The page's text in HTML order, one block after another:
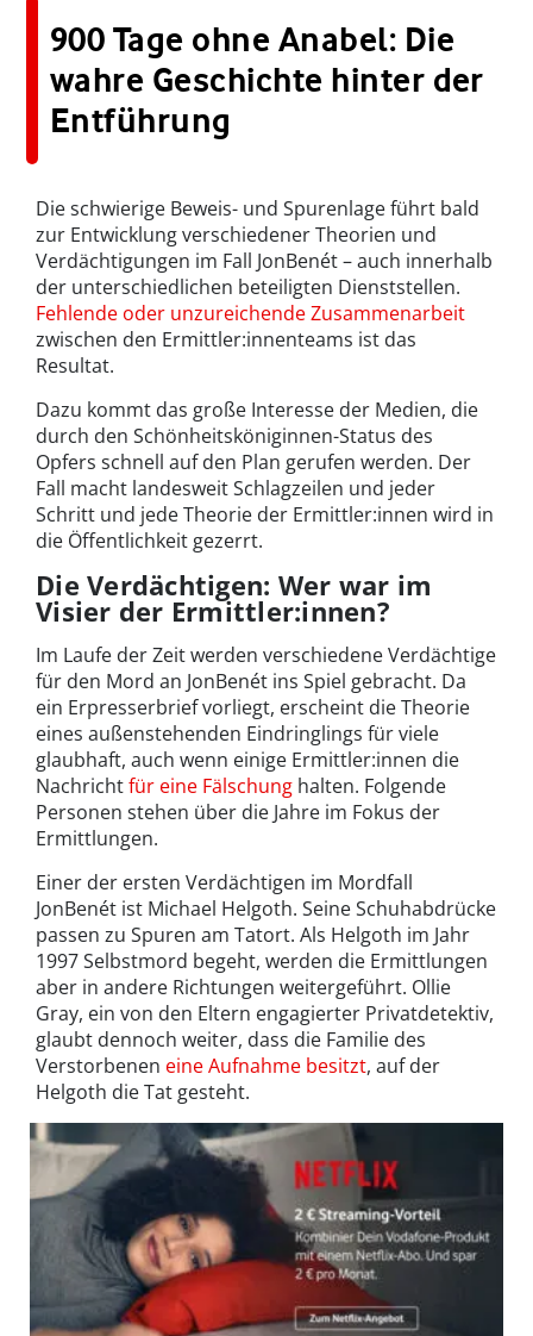
900 Tage ohne Anabel: Die
wahre Geschichte hinter der
Entführung
Die schwierige Beweis- und Spurenlage führt bald
zur Entwicklung verschiedener Theorien und
Verdächtigungen im Fall JonBenét – auch innerhalb
der unterschiedlichen beteiligten Dienststellen.
Fehlende oder unzureichende Zusammenarbeit
zwischen den Ermittler:innenteams ist das
Resultat.
Dazu kommt das große Interesse der Medien, die
durch den Schönheitsköniginnen-Status des
Opfers schnell auf den Plan gerufen werden. Der
Fall macht landesweit Schlagzeilen und jeder
Schritt und jede Theorie der Ermittler:innen wird in
die Öffentlichkeit gezerrt.
Die Verdächtigen: Wer war im
Visier der Ermittler:innen?
Im Laufe der Zeit werden verschiedene Verdächtige
für den Mord an JonBenét ins Spiel gebracht. Da
ein Erpresserbrief vorliegt, erscheint die Theorie
eines außenstehenden Eindringlings für viele
glaubhaft, auch wenn einige Ermittler:innen die
Nachrichtfür eine Fälschung halten. Folgende
Personen stehen über die Jahre im Fokus der
Ermittlungen.
Einer der ersten Verdächtigen im Mordfall
JonBenét ist Michael Helgoth. Seine Schuhabdrücke
passen zu Spuren am Tatort. Als Helgoth im Jahr
1997 Selbstmord begeht, werden die Ermittlungen
aber in andere Richtungen weitergeführt. Ollie
Gray, ein von den Eltern engagierter Privatdetektiv,
glaubt dennoch weiter, dass die Familie des
Verstorbenen eine Aufnahme besitzt, auf der
Helgoth die Tat gesteht.